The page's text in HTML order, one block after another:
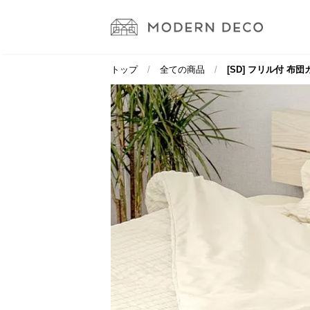
トップ 全ての商品 [SD] フリル付 布団